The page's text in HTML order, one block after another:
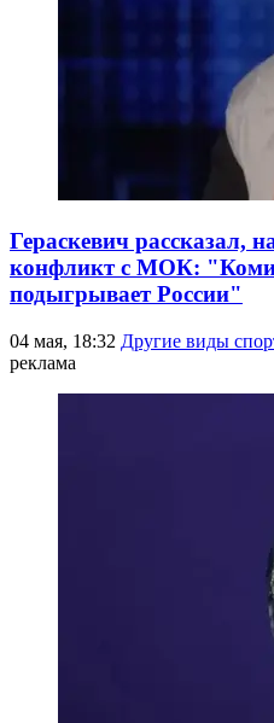
Гераскевич рассказал,
конфликт с МОК:
подыгрывает России"
04 мая, 18:32 Другие виды
реклама